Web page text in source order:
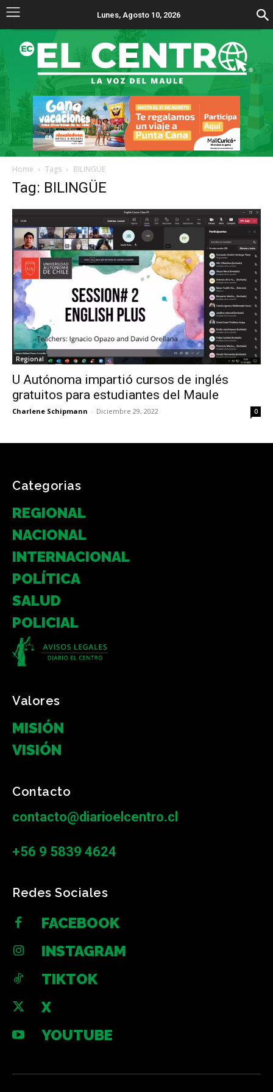
Lunes, Agosto 10, 2026
Home Tags BILINGÜE
Tag: BILINGÜE
Regional
U Autónoma impartió cursos de inglés
gratuitos para estudiantes del Maule
Charlene Schipmann - Diciembre 29, 2022 0
Categorias
REGIONAL
NACIONAL
INTERNACIONAL
POLÍTICA
SALUD
POLICIAL
Valores
MISIÓN
VISIÓN
Contacto
contacto@diarioelcentro.cl
+56 9 5839 4624
Redes Sociales
FACEBOOK
INSTAGRAM
TIKTOK
X
YOUTUBE